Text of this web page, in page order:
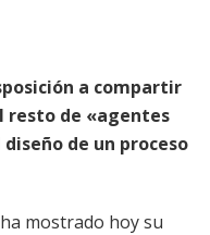
a compartir
resto de «agentes
de un proceso
ha mostrado hoy su